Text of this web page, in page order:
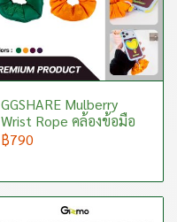
GGSHARE Mulberry
Wrist Rope คล้องข้อมือ
฿790